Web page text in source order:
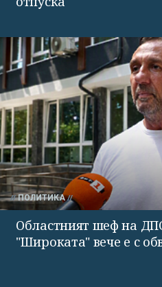
ПОЛИТИКА
Областният шеф на
"Широката" вече е с